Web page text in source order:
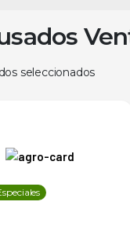
seleccionados